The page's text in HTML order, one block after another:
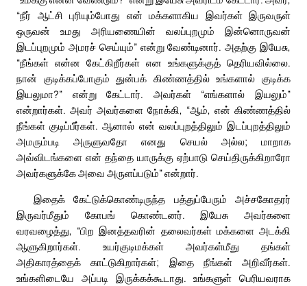
“நீர் ஆட்சி புரியும்போது என் மக்களாகிய இவர்கள் இருவருள்
ஒருவன் உமது அரியணையின் வலப்புறமும் இன்னொருவன்
இடப்புறமும் அமரச் செய்யும்” என்று வேண்டினார். அதற்கு இயேசு,
“நீங்கள் என்ன கேட்கிறீர்கள் என உங்களுக்குத் தெரியவில்லை.
நான் குடிக்கப்போகும் துன்பக் கிண்ணத்தில் உங்களால் குடிக்க
இயலுமா?” என்று கேட்டார். அவர்கள் “எங்களால் இயலும்”
என்றார்கள். அவர் அவர்களை நோக்கி, “ஆம், என் கிண்ணத்தில்
நீங்கள் குடிப்பீர்கள். ஆனால் என் வலப்புறத்திலும் இடப்புறத்திலும்
அமரும்படி அருளுவதோ எனது செயல் அல்ல; மாறாக
அவ்விடங்களை என் தந்தை யாருக்கு ஏற்பாடு செய்திருக்கிறாரோ
அவர்களுக்கே அவை அருளப்படும்” என்றார்.
இதைக் கேட்டுக்கொண்டிருந்த பத்துப்பேரும் அச்சகோதரர்
இருவர்மீதும் கோபங் கொண்டனர். இயேசு அவர்களை
வரவழைத்து, “பிற இனத்தவரின் தலைவர்கள் மக்களை அடக்கி
ஆளுகிறார்கள். உயர்குடிமக்கள் அவர்கள்மீது தங்கள்
அதிகாரத்தைக் காட்டுகிறார்கள்; இதை நீங்கள் அறிவீர்கள்.
உங்களிடையே அப்படி இருக்கக்கூடாது. உங்களுள் பெரியவராக